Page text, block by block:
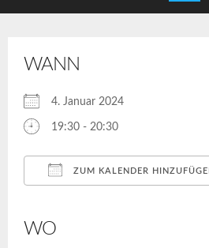
WANN
4. Januar 2024
19:30 - 20:30
ZUM KALENDER
WO